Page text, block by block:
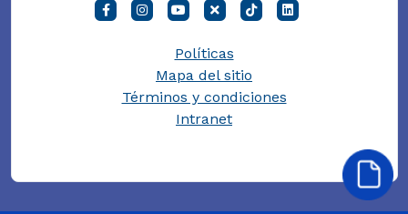
Políticas
Mapa del sitio
Términos y condiciones
Intranet